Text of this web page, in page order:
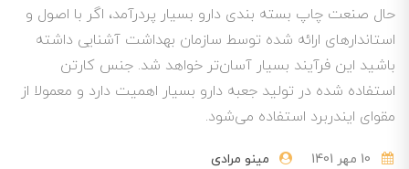
حال صنعت چاپ بسته بندی دارو بسیار پردرآمد، اگر با اصول و
استاندارهای ارائه شده توسط سازمان بهداشت آشنایی داشته
باشید این فرآیند بسیار آسان‌تر خواهد شد. جنس کارتن
استفاده شده در تولید جعبه دارو بسیار اهمیت دارد و معمولا از
مقوای ایندربرد استفاده می‌شود.
مینو مرادی